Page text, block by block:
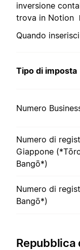
inversione
trova in Notion
Quando
Tipo di imposta
Numero
Numero di
Giappone
Bangō*)
Numero di
Bangō*)
Repubblica